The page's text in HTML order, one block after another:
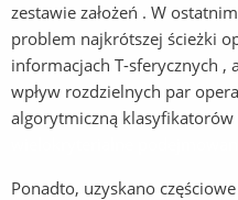
zestawie założeń . W
problem najkrótszej ścieżki
informacjach T-sferycznych ,
wpływ rozdzielnych par
algorytmiczną
Ponadto, uzyskano